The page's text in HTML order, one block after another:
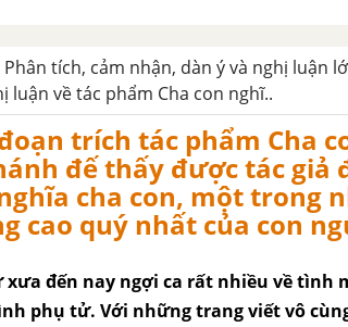
Phân tích, cảm nhận, dàn ý và nghị luận
luận về tác phẩm Cha con nghĩ..
trích tác phẩm Cha
đế thấy được tác giả
cha con, một trong
cao quý nhất của con
xưa đến nay ngợi ca rất nhiều về
phụ tử. Với những trang viết vô